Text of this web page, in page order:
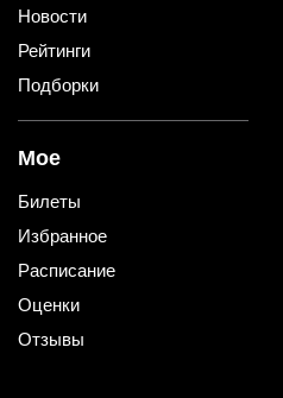
Новости
Рейтинги
Подборки
Мое
Билеты
Избранное
Расписание
Оценки
Отзывы